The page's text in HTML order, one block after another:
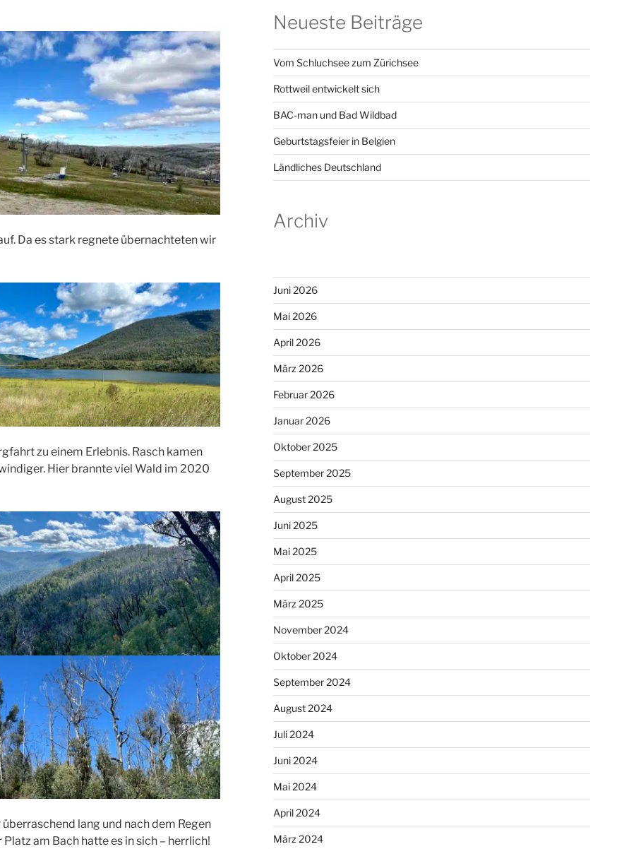
Da es stark regnete übernachteten wir
zu einem Erlebnis. Rasch kamen
Hier brannte viel Wald im 2020
lang und nach dem Regen
am Bach hatte es in sich – herrlich!
Neueste Beiträge
Vom Schluchsee zum Zürichsee
Rottweil entwickelt sich
BAC-man und Bad Wildbad
Geburtstagsfeier in Belgien
Ländliches Deutschland
Archiv
Juni 2026
Mai 2026
April 2026
März 2026
Februar 2026
Januar 2026
Oktober 2025
September 2025
August 2025
Juni 2025
Mai 2025
April 2025
März 2025
November 2024
Oktober 2024
September 2024
August 2024
Juli 2024
Juni 2024
Mai 2024
April 2024
März 2024